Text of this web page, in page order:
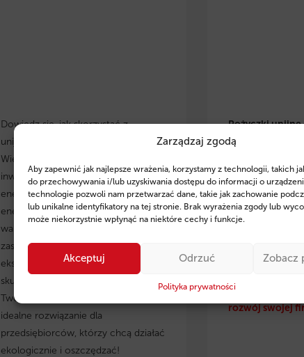
Zarządzaj zgodą
Aby zapewnić jak najlepsze wrażenia, korzystamy z technologii, takich
do przechowywania i/lub uzyskiwania dostępu do informacji o
technologie pozwoli nam przetwarzać dane, takie jak zachowanie
lub unikalne identyfikatory na tej stronie. Brak wyrażenia zgody lub
może niekorzystnie wpłynąć na niektóre cechy i funkcje.
Akceptuj Odrzuć Zobacz
Polityka prywatności
Dowiedz się, jak skorzystać z
unijnych eko pożyczek w
Wielkopolsce
inwestycje w OZE, modernizację
energetyczną czy zakup
energooszczędnego sprzętu. Poznaj
warunki finansowania, przykłady
zastosowań oraz sprawdź, jak
eksperci Fintaxis mogą pomóc Ci
skutecznie zdobyć środki na rozwój
Twojej firmy. Eko pożyczka to
idealne rozwiązanie dla
przedsiębiorców, którzy chcą działać
ekologicznie i oszczędzać!
Pożyczki unijne
przedsiębiorców
pożyczek na
odnawialne
wsparcie
finansowania.
Sprawdź
rozwój swojej